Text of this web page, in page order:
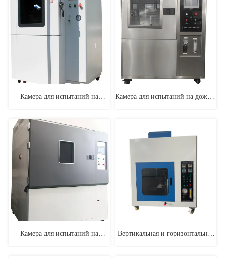
Камера для испытаний на
песчаную пыль ㅤ ㅤ ㅤ
Камера для испытаний на дождь ㅤ
Камера для испытаний на Вертикальная и горизонтальная